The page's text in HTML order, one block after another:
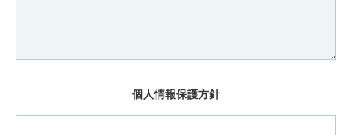
個人情報保護方針